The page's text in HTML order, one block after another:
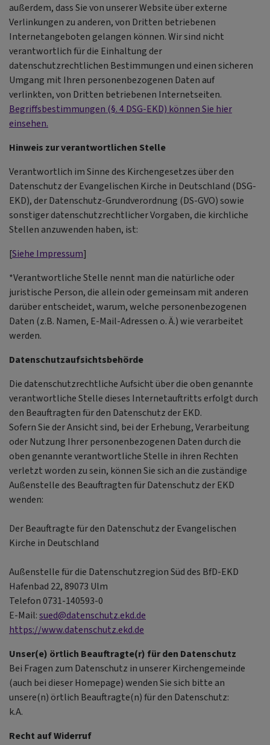
außerdem, dass Sie von unserer Website über externe
Verlinkungen zu anderen, von Dritten betriebenen
Internetangeboten gelangen können. Wir sind nicht
verantwortlich für die Einhaltung der
datenschutzrechtlichen Bestimmungen und einen sicheren
Umgang mit Ihren personenbezogenen Daten auf
verlinkten, von Dritten betriebenen Internetseiten.
Begriffsbestimmungen (§. 4 DSG-EKD) können Sie hier
einsehen.
Hinweis zur verantwortlichen Stelle
Verantwortlich im Sinne des Kirchengesetzes über den
Datenschutz der Evangelischen Kirche in Deutschland (DSG-
EKD), der Datenschutz-Grundverordnung (DS-GVO) sowie
sonstiger datenschutzrechtlicher Vorgaben, die kirchliche
Stellen anzuwenden haben, ist:
[Siehe Impressum]
*Verantwortliche Stelle nennt man die natürliche oder
juristische Person, die allein oder gemeinsam mit anderen
darüber entscheidet, warum, welche personenbezogenen
Daten (z.B. Namen, E-Mail-Adressen o. Ä.) wie verarbeitet
werden.
Datenschutzaufsichtsbehörde
Die datenschutzrechtliche Aufsicht über die oben genannte
verantwortliche Stelle dieses Internetauftritts erfolgt durch
den Beauftragten für den Datenschutz der EKD.
Sofern Sie der Ansicht sind, bei der Erhebung, Verarbeitung
oder Nutzung Ihrer personenbezogenen Daten durch die
oben genannte verantwortliche Stelle in ihren Rechten
verletzt worden zu sein, können Sie sich an die zuständige
Außenstelle des Beauftragten für Datenschutz der EKD
wenden:
Der Beauftragte für den Datenschutz der Evangelischen
Kirche in Deutschland
Außenstelle für die Datenschutzregion Süd des BfD-EKD
Hafenbad 22, 89073 Ulm
Telefon 0731-140593-0
E-Mail:sued@datenschutz.ekd.de
https://www.datenschutz.ekd.de
Unser(e) örtlich Beauftragte(r) für den Datenschutz
Bei Fragen zum Datenschutz in unserer Kirchengemeinde
(auch bei dieser Homepage) wenden Sie sich bitte an
unsere(n) örtlich Beauftragte(n) für den Datenschutz:
k.A.
Recht auf Widerruf